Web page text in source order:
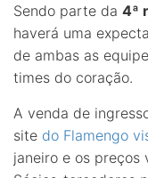
Sendo parte da 4ª
haverá uma
de ambas as
times do coração.
A venda de
site do Flamengo
janeiro e os preços